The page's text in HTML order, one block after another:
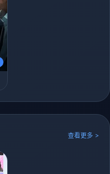
查看更多 >